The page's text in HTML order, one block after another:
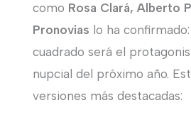
como Rosa Clará, Alberto
Pronovias lo ha
cuadrado será el
nupcial del próximo año.
versiones más destacadas: